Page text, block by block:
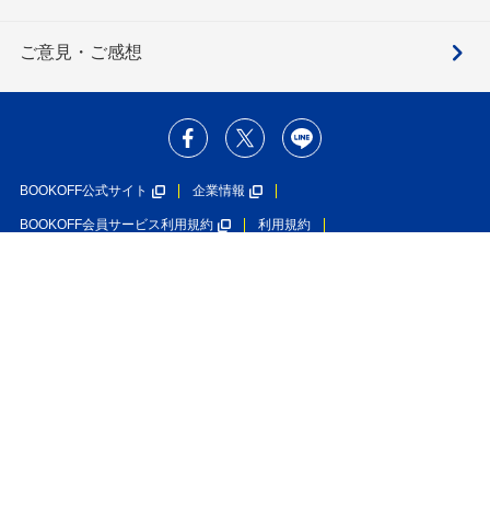
ご意見・ご感想
BOOKOFF公式サイト 企業情報
BOOKOFF会員サービス利用規約 利用規約